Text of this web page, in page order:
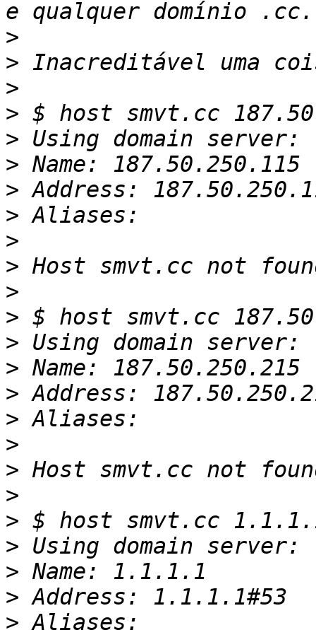
>
>
>
>
>
>
>
>
>
>
>
>
>
>
>
>
>
>
>
>
>
>
>
>